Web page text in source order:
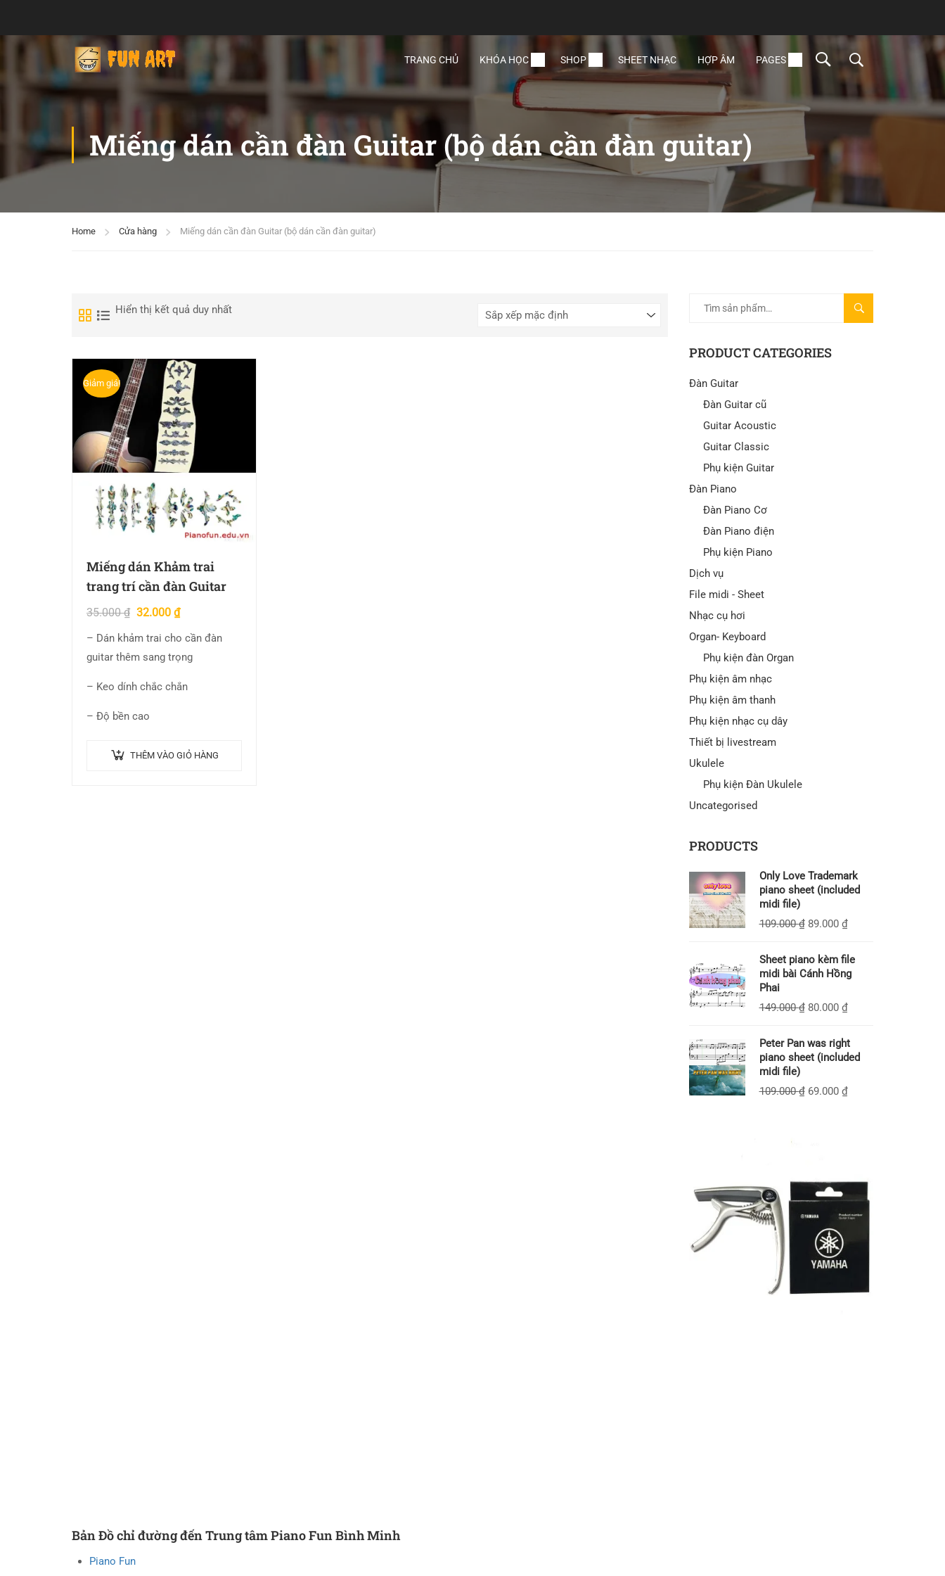
TRANG CHỦ KHÓA HỌC SHOP SHEET NHẠC HỢP ÂM PAGES
Miếng dán cần đàn Guitar (bộ dán cần đàn guitar)
Home Cửa hàng Miếng dán cần đàn Guitar (bộ dán cần đàn guitar)
Hiển thị kết quả duy nhất
Giảm giá!
Miếng dán Khảm trai
trang trí cần đàn Guitar
35.000₫ 32.000 ₫
– Dán khảm trai cho cần đàn
guitar thêm sang trọng
– Keo dính chắc chắn
– Độ bền cao
THÊM VÀO GIỎ HÀNG
TÌM
KIẾM
PRODUCT CATEGORIES
Đàn Guitar
Đàn Guitar cũ
Guitar Acoustic
Guitar Classic
Phụ kiện Guitar
Đàn Piano
Đàn Piano Cơ
Đàn Piano điện
Phụ kiện Piano
Dịch vụ
File midi - Sheet
Nhạc cụ hơi
Organ- Keyboard
Phụ kiện đàn Organ
Phụ kiện âm nhạc
Phụ kiện âm thanh
Phụ kiện nhạc cụ dây
Thiết bị livestream
Ukulele
Phụ kiện Đàn Ukulele
Uncategorised
PRODUCTS
Only Love Trademark
piano sheet (included
midi file)
109.000₫ 89.000 ₫
Sheet piano kèm file
midi bài Cánh Hồng
Phai
149.000₫ 80.000 ₫
Peter Pan was right
piano sheet (included
midi file)
109.000₫ 69.000 ₫
Bản Đồ chỉ đường đến Trung tâm Piano Fun Bình Minh
Piano Fun